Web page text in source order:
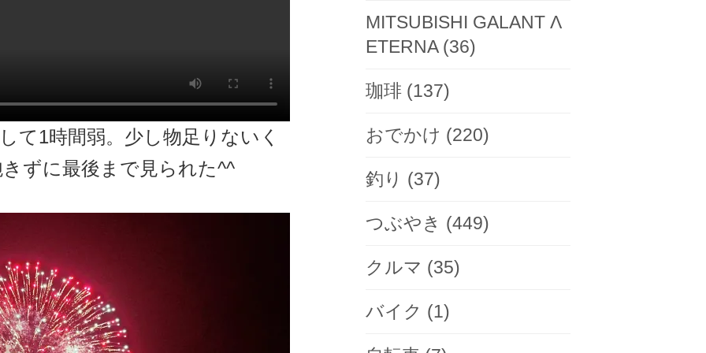
て1時間弱。少し物足りないく
ずに最後まで見られた^^
MITSUBISHI GALANT Λ
ETERNA(36)
珈琲 (137)
おでかけ (220)
釣り (37)
つぶやき (449)
クルマ (35)
バイク (1)